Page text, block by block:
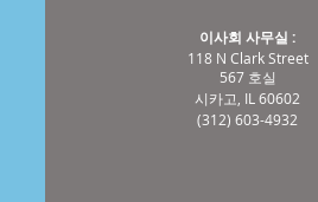
이사회 사무실 :
118 N Clark Street
567 호실
시카고, IL 60602
(312) 603-4932